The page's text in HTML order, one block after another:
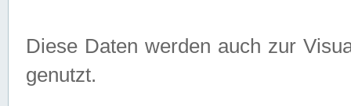
Diese Daten werden auch zur
genutzt.